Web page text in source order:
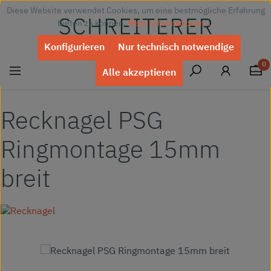
Zum Hauptinhalt springen
0
Recknagel PSG
Ringmontage 15mm
breit
Bildergalerie überspringen
Diese Website verwendet Cookies, um eine bestmögliche Erfahrung
bieten zu können.Mehr Informationen ...
Nur technisch notwendige
Konfigurieren
Alle akzeptieren